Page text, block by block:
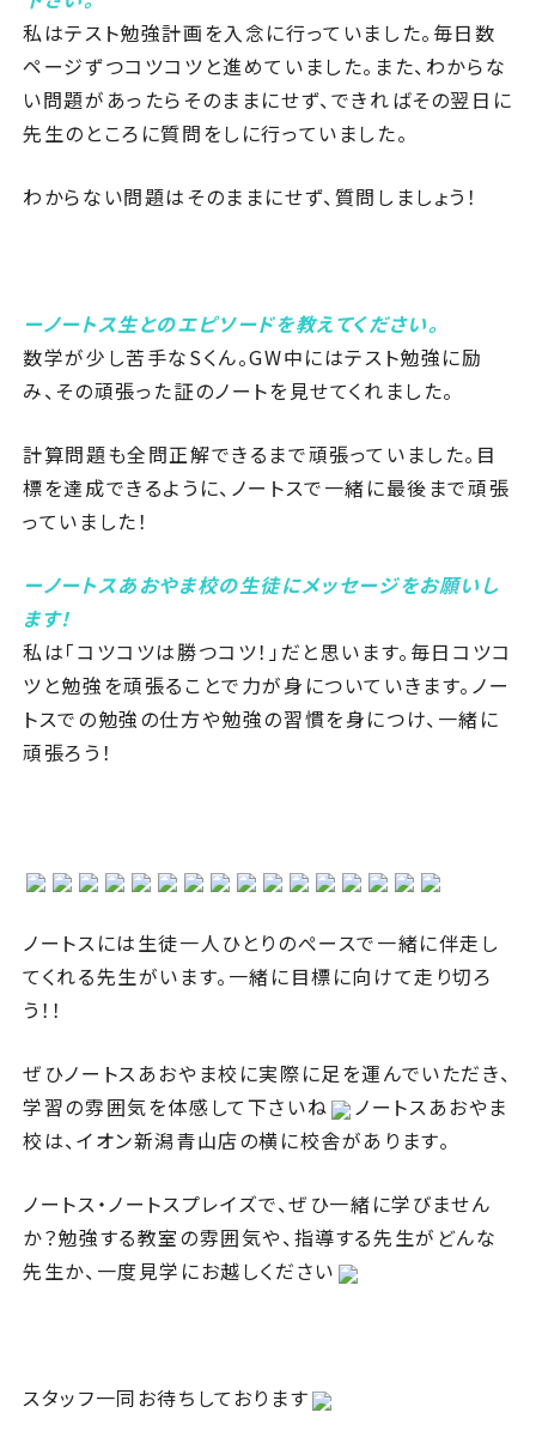
私はテスト勉強計画を入念に行っていました。毎日数
ページずつコツコツと進めていました。また、わからな
い問題があったらそのままにせず、できればその翌日に
先生のところに質問をしに行っていました。
わからない問題はそのままにせず、質問しましょう！
ーノートス生とのエピソードを教えてください。
数学が少し苦手なSくん。GW中にはテスト勉強に励
み、その頑張った証のノートを見せてくれました。
計算問題も全問正解できるまで頑張っていました。目
標を達成できるように、ノートスで一緒に最後まで頑張
っていました！
ーノートスあおやま校の生徒にメッセージをお願いし
ます！
私は「コツコツは勝つコツ！」だと思います。毎日コツコ
ツと勉強を頑張ることで力が身についていきます。ノー
トスでの勉強の仕方や勉強の習慣を身につけ、一緒に
頑張ろう！
ノートスには生徒一人ひとりのぺースで一緒に伴走し
てくれる先生がいます。一緒に目標に向けて走り切ろ
う！！
ぜひノートスあおやま校に実際に足を運んでいただき、
学習の雰囲気を体感して下さいね
ノートスあおやま
校は、イオン新潟青山店の横に校舎があります。
ノートス・ノートスプレイズで、ぜひ一緒に学びません
か？勉強する教室の雰囲気や、指導する先生がどんな
先生か、一度見学にお越しください
スタッフ一同お待ちしております